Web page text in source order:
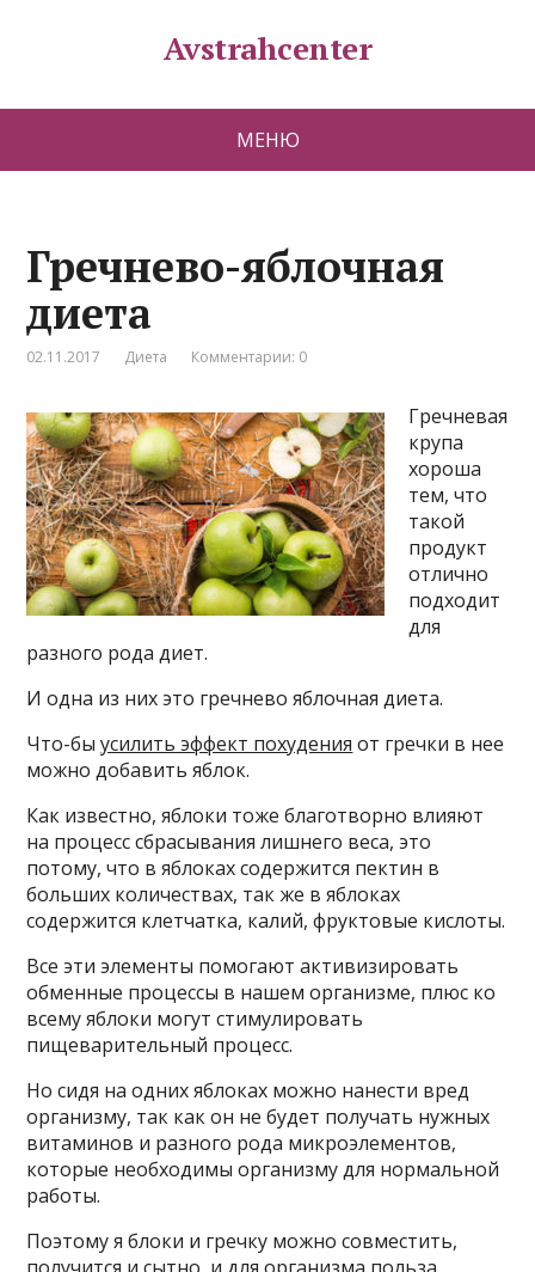
Avstrahcenter
МЕНЮ
Гречнево-яблочная
диета
02.11.2017 Диета Комментарии: 0
Гречневая
крупа
хороша
тем, что
такой
продукт
отлично
подходит
для
разного рода диет.
И одна из них это гречнево яблочная диета.
Что-быусилить эффект похудения от гречки в нее
можно добавить яблок.
Как известно, яблоки тоже благотворно влияют
на процесс сбрасывания лишнего веса, это
потому, что в яблоках содержится пектин в
больших количествах, так же в яблоках
содержится клетчатка, калий, фруктовые кислоты.
Все эти элементы помогают активизировать
обменные процессы в нашем организме, плюс ко
всему яблоки могут стимулировать
пищеварительный процесс.
Но сидя на одних яблоках можно нанести вред
организму, так как он не будет получать нужных
витаминов и разного рода микроэлементов,
которые необходимы организму для нормальной
работы.
Поэтому я блоки и гречку можно совместить,